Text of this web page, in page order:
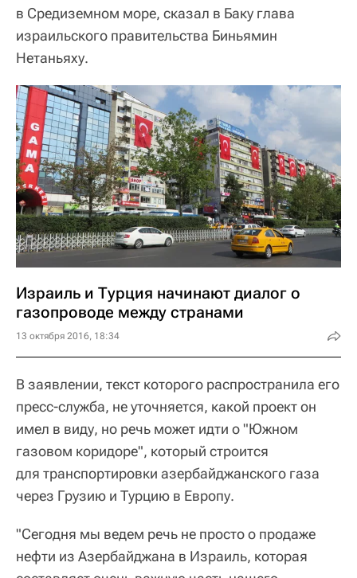
в Средиземном море, сказал в Баку глава
израильского правительства Биньямин
Нетаньяху.
Израиль и Турция начинают диалог о
газопроводе между странами
13 октября 2016, 18:34
В заявлении, текст которого распространила его
пресс-служба, не уточняется, какой проект он
имел в виду, но речь может идти о "Южном
газовом коридоре", который строится
для транспортировки азербайджанского газа
через Грузию и Турцию в Европу.
"Сегодня мы ведем речь не просто о продаже
нефти из Азербайджана в Израиль, которая